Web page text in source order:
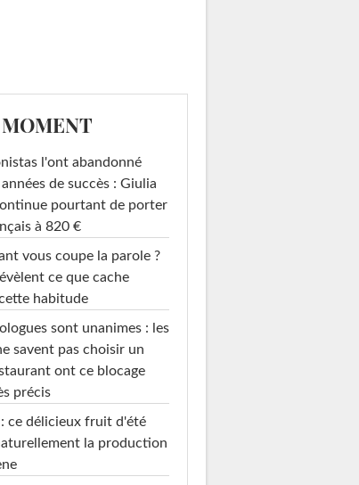
l'ont abandonné
de succès : Giulia
pourtant de porter
à 820 €
vous coupe la parole ?
ce que cache
habitude
sont unanimes : les
savent pas choisir un
ont ce blocage
précis
ce délicieux fruit d'été
la production